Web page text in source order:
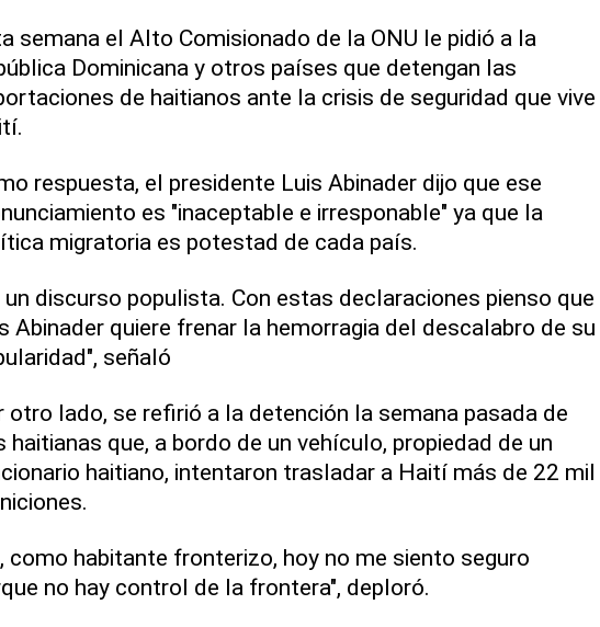
semana el Alto Comisionado de la ONU le pidió a la
Dominicana y otros países que detengan las
de haitianos ante la crisis de seguridad que vive
respuesta, el presidente Luis Abinader dijo que ese
es "inaceptable e irresponable" ya que la
migratoria es potestad de cada país.
un discurso populista. Con estas declaraciones pienso que
Abinader quiere frenar la hemorragia del descalabro de su
señaló
otro lado, se refirió a la detención la semana pasada de
haitianas que, a bordo de un vehículo, propiedad de un
haitiano, intentaron trasladar a Haití más de 22 mil
como habitante fronterizo, hoy no me siento seguro
no hay control de la frontera", deploró.